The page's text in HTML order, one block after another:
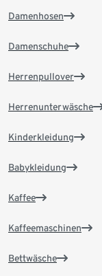
Damenhosen
Damenschuhe
Herrenpullover
Herrenunterwäsche
Kinderkleidung
Babykleidung
Kaffee
Kaffeemaschinen
Bettwäsche